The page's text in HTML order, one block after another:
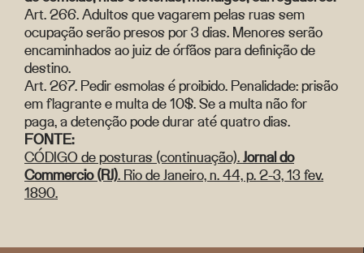
Art. 266. Adultos que vagarem pelas ruas sem
ocupação serão presos por 3 dias. Menores serão
encaminhados ao juiz de órfãos para definição de
destino.
Art. 267. Pedir esmolas é proibido. Penalidade: prisão
em flagrante e multa de 10$. Se a multa não for
paga, a detenção pode durar até quatro dias.
FONTE:
CÓDIGO de posturas (continuação).Jornal do
Commercio (RJ). Rio de Janeiro, n. 44, p. 2-3, 13 fev.
1890.